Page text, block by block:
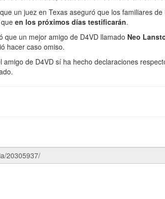
un juez en Texas aseguró que los familiares
en los próximos días testificarán.
que un mejor amigo de D4VD llamado Neo
hacer caso omiso.
amigo de D4VD sí ha hecho declaraciones